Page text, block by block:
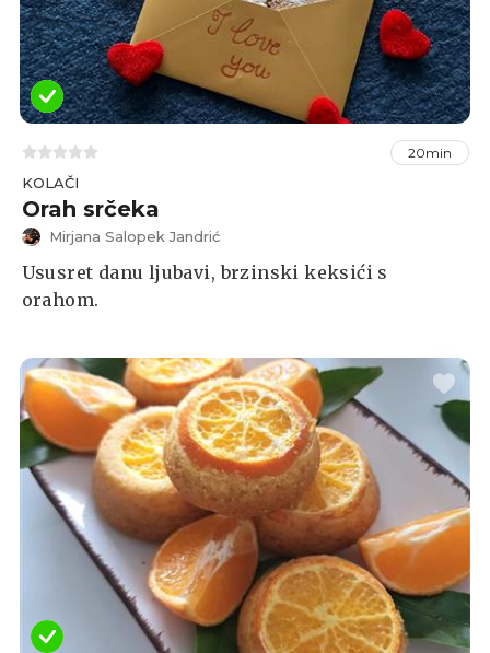
20min
KOLAČI
Orah srčeka
Mirjana Salopek Jandrić
Ususret danu ljubavi, brzinski keksići s
orahom.